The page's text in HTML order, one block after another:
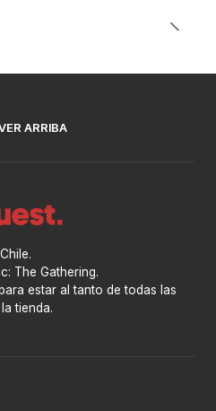
ARRIBA
The Gathering.
estar al tanto de todas las
tienda.